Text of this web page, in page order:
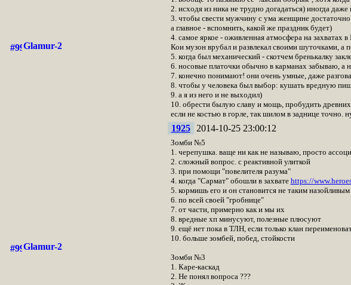
Glamur-2
2. исходя из ника не трудно догадаться) иногда
3. чтобы свести мужчину с ума женщине
а главное - вспомнить, какой же праздник будет)
4. самое яркое - оживленная атмосфера на
Кои музон врубал и развлекал своими шуточками,
5. когда был механический - скотчем бренькалку
6. носовые платочки обычно в карманах забываю, а
7. конечно понимают! они очень умные, даже
8. чтобы у человека был выбор: кушать вредную
9. а я из него и не выходил)
10. обрести былую славу и мощь, пробудить
если не костью в горле, так шилом в заднице точно.
Glamur-2
1925 2014-10-25 23:00:12
Зомби №5
1. черепушка. ваще ни как не называю, просто
2. сложный вопрос. с реактивной улиткой
3. при помощи "повелителя разума"
4. когда "Сармат" обошли в захвате https://
5. кормишь его и он становится не таким назойливым
6. по всей своей "гробнице"
7. от части, примерно как и мы их
8. вредные хп минусуют, полезные плюсуют
9. ещё нет пока в ТЛН, если только клан
10. больше зомбей, побед, стойкости
Зомби №3
1. Каре-каскад
2. Не понял вопроса ???